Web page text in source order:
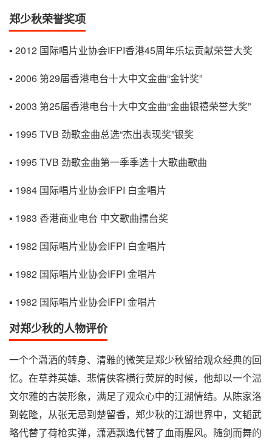
郑少秋荣誉奖项
▪ 2012 国际唱片业协会IFPI香港45周年乐坛贡献荣誉大奖
▪ 2006 第29届香港电台十大中文金曲“金针奖”
▪ 2003 第25届香港电台十大中文金曲“金曲银禧荣誉大奖”
▪ 1995 TVB 劲歌金曲总选“杰出表现奖”银奖
▪ 1995 TVB 劲歌金曲第一季季选十大歌曲歌曲
▪ 1984 国际唱片业协会IFPI 白金唱片
▪ 1983 香港商业电台 中文歌曲擂台奖
▪ 1982 国际唱片业协会IFPI 白金唱片
▪ 1982 国际唱片业协会IFPI 金唱片
▪ 1982 国际唱片业协会IFPI 金唱片
对郑少秋的人物评价
一个个潇洒的转身、清雅的微笑是郑少秋留给观众经典的回
忆。在草莽英雄、悲情侠客横行荧屏的时候，他却以一个温
文尔雅的古装形象，满足了观众心中的江湖情结。从陈家洛
到乾隆，从张无忌到楚留香，郑少秋的江湖世界中，文韬武
略代替了荷枪实弹，潇洒飘逸代替了血雨腥风。随剑而舞的